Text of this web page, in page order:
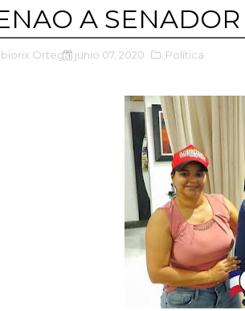
A
Ortega junio 07, 2020 ,Política